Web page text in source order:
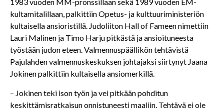
1983 vuoden MM-pronssillaan sekä 1989 vuoden EM-
kultamitalillaan, palkittiin Opetus- ja kulttuuriministeriön
kultaisella ansioristillä. Judoliiton Hall of Fameen nimettiin
Lauri Malinen ja Timo Harju pitkästä ja ansioituneesta
työstään judon eteen. Valmennuspäällikön tehtävistä
Pajulahden valmennuskeskuksen johtajaksi siirtynyt Jaana
Jokinen palkittiin kultaisella ansiomerkillä.
– Jokinen teki ison työn ja vei pitkään pohditun
keskittämisratkaisun onnistuneesti maaliin. Tehtävä ei ole